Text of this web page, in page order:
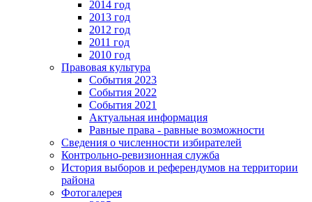
2014 год
2013 год
2012 год
2011 год
2010 год
Правовая культура
События 2023
События 2022
События 2021
Актуальная информация
Равные права - равные возможности
Сведения о численности избирателей
Контрольно-ревизионная служба
История выборов и референдумов на территории
района
Фотогалерея